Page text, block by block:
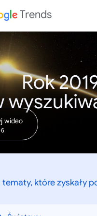
Trends
Rok
wideo
tematy, które zyskały